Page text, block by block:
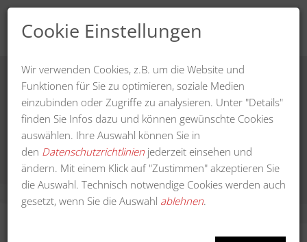
Cookie Einstellungen
Wir verwenden Cookies, z.B. um die Website und
Funktionen für Sie zu optimieren, soziale Medien
einzubinden oder Zugriffe zu analysieren. Unter "Details"
finden Sie Infos dazu und können gewünschte Cookies
auswählen. Ihre Auswahl können Sie in
den Datenschutzrichtlinien jederzeit einsehen und
ändern. Mit einem Klick auf "Zustimmen" akzeptieren Sie
die Auswahl. Technisch notwendige Cookies werden auch
gesetzt, wenn Sie die Auswahl ablehnen.
Schmutzsammelbehälter 225 cm
Arbeitsbreite